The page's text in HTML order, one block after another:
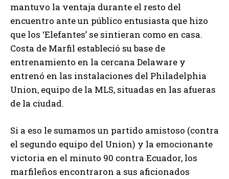
mantuvo la ventaja durante el resto del
encuentro ante un público entusiasta que hizo
que los ‘Elefantes’ se sintieran como en casa.
Costa de Marfil estableció su base de
entrenamiento en la cercana Delaware y
entrenó en las instalaciones del Philadelphia
Union, equipo de la MLS, situadas en las afueras
de la ciudad.
Si a eso le sumamos un partido amistoso (contra
el segundo equipo del Union) y la emocionante
victoria en el minuto 90 contra Ecuador, los
marfileños encontraron a sus aficionados